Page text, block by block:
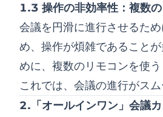
1.3 操作の非効率性：複数
会議を円滑に進行させるた
め、操作が煩雑であること
めに、複数のリモコンを使
これでは、会議の進行がス
2.「オールインワン」会議